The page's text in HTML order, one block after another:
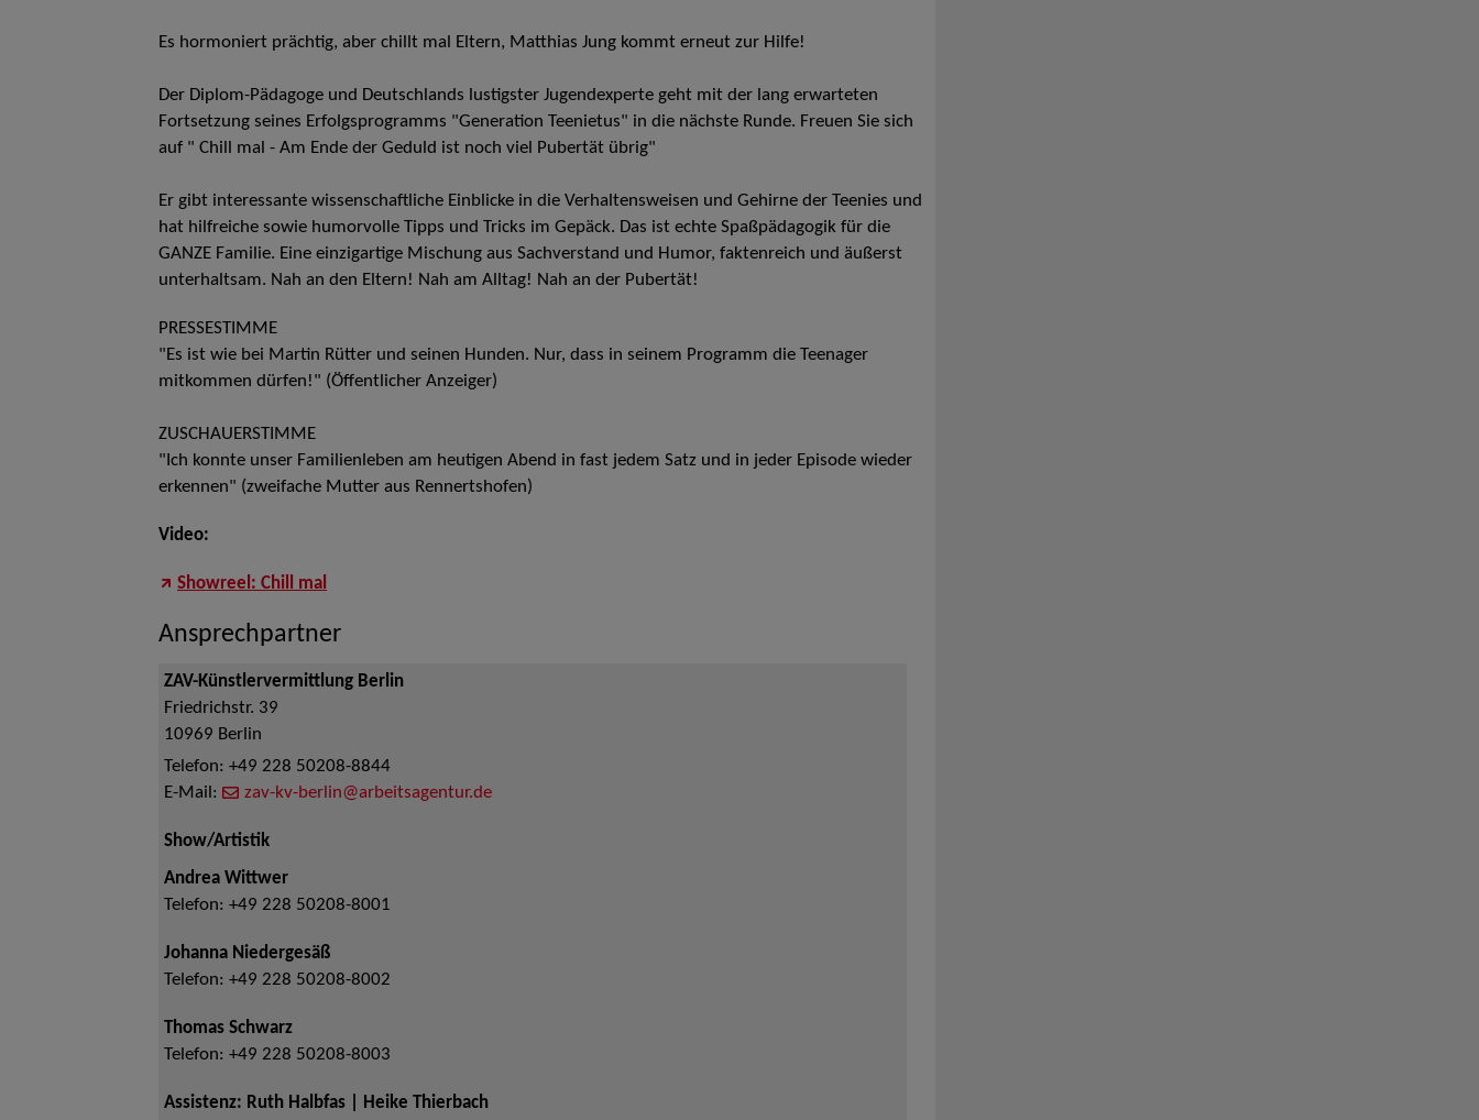
Es hormoniert prächtig, aber chillt mal Eltern, Matthias Jung kommt erneut zur Hilfe!
Der Diplom-Pädagoge und Deutschlands lustigster Jugendexperte geht mit der lang erwarteten
Fortsetzung seines Erfolgsprogramms "Generation Teenietus" in die nächste Runde. Freuen Sie sich
auf " Chill mal - Am Ende der Geduld ist noch viel Pubertät übrig"
Er gibt interessante wissenschaftliche Einblicke in die Verhaltensweisen und Gehirne der Teenies und
hat hilfreiche sowie humorvolle Tipps und Tricks im Gepäck. Das ist echte Spaßpädagogik für die
GANZE Familie. Eine einzigartige Mischung aus Sachverstand und Humor, faktenreich und äußerst
unterhaltsam. Nah an den Eltern! Nah am Alltag! Nah an der Pubertät!
PRESSESTIMME
"Es ist wie bei Martin Rütter und seinen Hunden. Nur, dass in seinem Programm die Teenager
mitkommen dürfen!" (Öffentlicher Anzeiger)
ZUSCHAUERSTIMME
"Ich konnte unser Familienleben am heutigen Abend in fast jedem Satz und in jeder Episode wieder
erkennen" (zweifache Mutter aus Rennertshofen)
Video:
Showreel: Chill mal
Ansprechpartner
ZAV-Künstlervermittlung Berlin
Friedrichstr. 39
10969 Berlin
Telefon: +49 228 50208-8844
E-Mail:
zav-kv-berlin@arbeitsagentur.de
Show/Artistik
Andrea Wittwer
Telefon: +49 228 50208-8001
Johanna Niedergesäß
Telefon: +49 228 50208-8002
Thomas Schwarz
Telefon: +49 228 50208-8003
Assistenz: Ruth Halbfas | Heike Thierbach